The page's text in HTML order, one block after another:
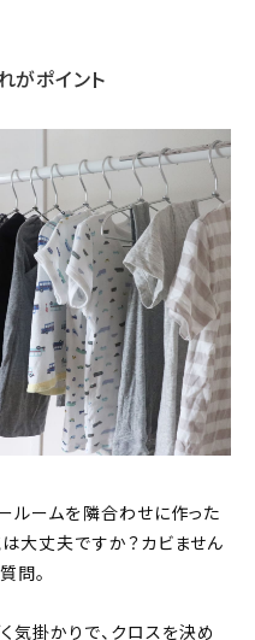
がポイント
ルームを隣合わせに作った
大丈夫ですか？カビません
問。
気掛かりで、クロスを決め